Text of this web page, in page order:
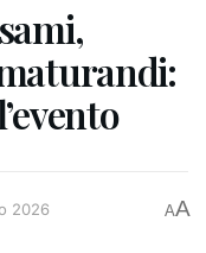
2026 AA